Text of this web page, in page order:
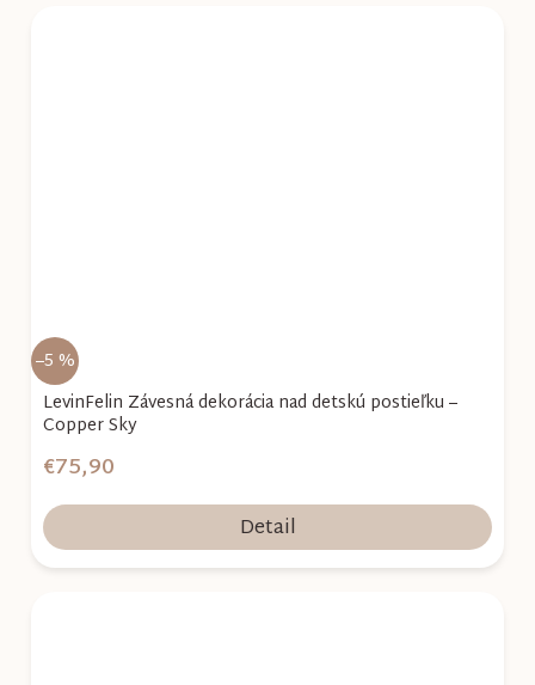
–5 %
LevinFelin Závesná dekorácia nad detskú postieľku –
Copper Sky
€75,90
Detail